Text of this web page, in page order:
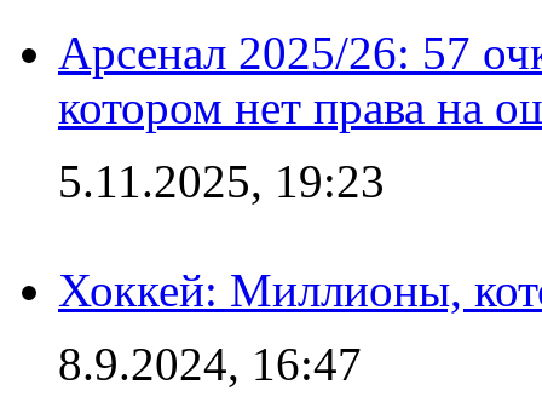
Арсенал 2025/26: 57
котором нет права на
5.11.2025, 19:23
Хоккей: Миллионы,
8.9.2024, 16:47